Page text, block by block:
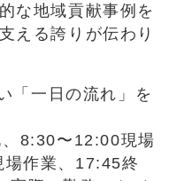
な地域貢献事例を
える誇りが伝わり
「一日の流れ」を
、8:30〜12:00現場
作業、17:45終